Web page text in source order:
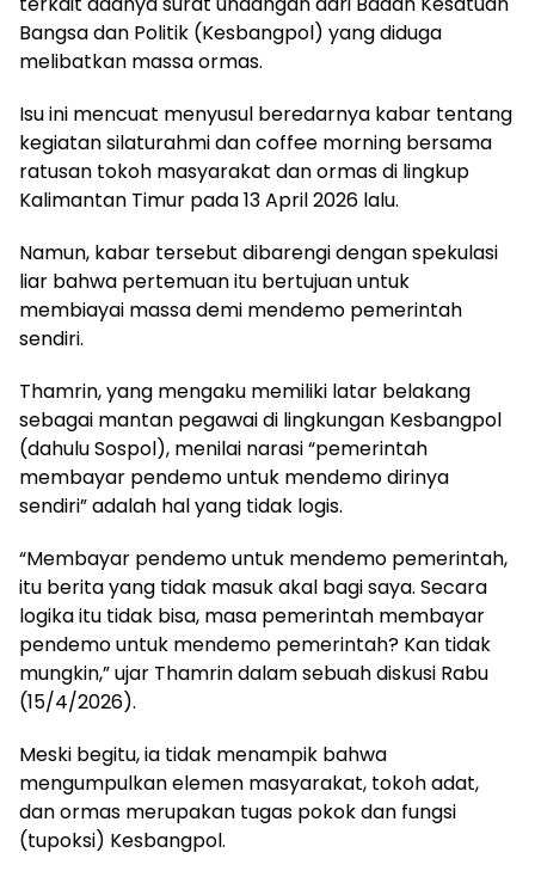
Bangsa dan Politik (Kesbangpol) yang diduga
melibatkan massa ormas.
Isu ini mencuat menyusul beredarnya kabar tentang
kegiatan silaturahmi dan coffee morning bersama
ratusan tokoh masyarakat dan ormas di lingkup
Kalimantan Timur pada 13 April 2026 lalu.
Namun, kabar tersebut dibarengi dengan spekulasi
liar bahwa pertemuan itu bertujuan untuk
membiayai massa demi mendemo pemerintah
sendiri.
Thamrin, yang mengaku memiliki latar belakang
sebagai mantan pegawai di lingkungan Kesbangpol
(dahulu Sospol), menilai narasi “pemerintah
membayar pendemo untuk mendemo dirinya
sendiri” adalah hal yang tidak logis.
“Membayar pendemo untuk mendemo pemerintah,
itu berita yang tidak masuk akal bagi saya. Secara
logika itu tidak bisa, masa pemerintah membayar
pendemo untuk mendemo pemerintah? Kan tidak
mungkin,” ujar Thamrin dalam sebuah diskusi Rabu
(15/4/2026).
Meski begitu, ia tidak menampik bahwa
mengumpulkan elemen masyarakat, tokoh adat,
dan ormas merupakan tugas pokok dan fungsi
(tupoksi) Kesbangpol.